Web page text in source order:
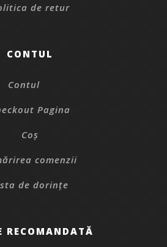
de retur
CONTUL
Contul
Pagina
Coș
comenzii
de dorințe
RECOMANDATĂ